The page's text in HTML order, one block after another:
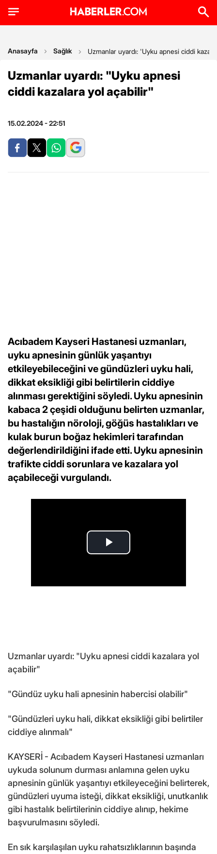
Anasayfa Sağlık Uzmanlar uyardı: 'Uyku apnesi ciddi
Uzmanlar uyardı: "Uyku apnesi
ciddi kazalara yol açabilir"
15.02.2024 - 22:51
Acıbadem Kayseri Hastanesi uzmanları,
uyku apnesinin günlük yaşantıyı
etkileyebileceğini ve gündüzleri uyku hali,
dikkat eksikliği gibi belirtilerin ciddiye
alınması gerektiğini söyledi. Uyku apnesinin
kabaca 2 çeşidi olduğunu belirten uzmanlar,
bu hastalığın nöroloji, göğüs hastalıkları ve
kulak burun boğaz hekimleri tarafından
değerlendirildiğini ifade etti. Uyku apnesinin
trafikte ciddi sorunlara ve kazalara yol
açabileceği vurgulandı.
Uzmanlar uyardı: "Uyku apnesi ciddi kazalara yol
açabilir"
"Gündüz uyku hali apnesinin habercisi olabilir"
"Gündüzleri uyku hali, dikkat eksikliği gibi belirtiler
ciddiye alınmalı"
KAYSERİ - Acıbadem Kayseri Hastanesi uzmanları
uykuda solunum durması anlamına gelen uyku
apnesinin günlük yaşantıyı etkileyeceğini belirterek,
gündüzleri uyuma isteği, dikkat eksikliği, unutkanlık
gibi hastalık belirtilerinin ciddiye alınıp, hekime
başvurulmasını söyledi.
En sık karşılaşılan uyku rahatsızlıklarının başında